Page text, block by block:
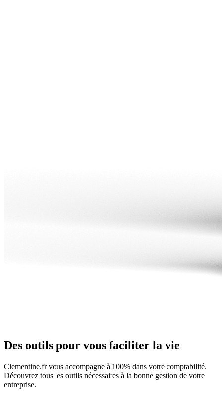
Des outils pour vous faciliter la vie
Clementine.fr vous accompagne à 100% dans votre comptabilité.
Découvrez tous les outils nécessaires à la bonne gestion de votre
entreprise.